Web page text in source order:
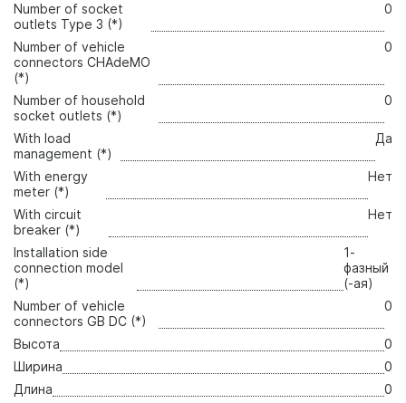
Number of socket
outlets Type 3 (*)
0
Number of vehicle
connectors CHAdeMO
(*)
0
Number of household
socket outlets (*)
0
With load
management (*)
Да
With energy
meter (*)
Нет
With circuit
breaker (*)
Нет
Installation side
connection model
(*)
1-
фазный
(-ая)
Number of vehicle
connectors GB DC (*)
0
Высота
0
Ширина
0
Длина
0